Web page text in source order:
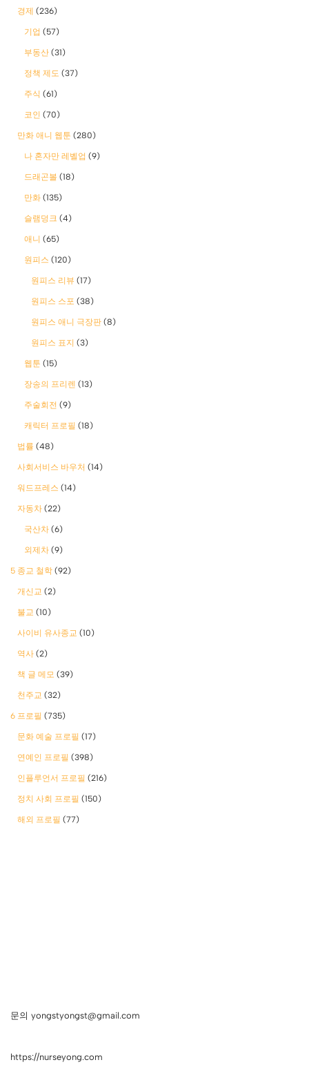
경제 (236)
기업 (57)
부동산 (31)
정책 제도 (37)
주식 (61)
코인 (70)
만화 애니 웹툰 (280)
나 혼자만 레벨업 (9)
드래곤볼 (18)
만화 (135)
슬램덩크 (4)
애니 (65)
원피스 (120)
원피스 리뷰 (17)
원피스 스포 (38)
원피스 애니 극장판 (8)
원피스 표지 (3)
웹툰 (15)
장송의 프리렌 (13)
주술회전 (9)
캐릭터 프로필 (18)
법률 (48)
사회서비스 바우처 (14)
워드프레스 (14)
자동차 (22)
국산차 (6)
외제차 (9)
5 종교 철학 (92)
개신교 (2)
불교 (10)
사이비 유사종교 (10)
역사 (2)
책 글 메모 (39)
천주교 (32)
6 프로필 (735)
문화 예술 프로필 (17)
연예인 프로필 (398)
인플루언서 프로필 (216)
정치 사회 프로필 (150)
해외 프로필 (77)
문의 yongstyongst@gmail.com
https://nurseyong.com